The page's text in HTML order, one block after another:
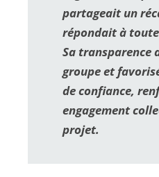
partageait un
répondait à
Sa transparence
groupe et
de confiance,
engagement
projet.